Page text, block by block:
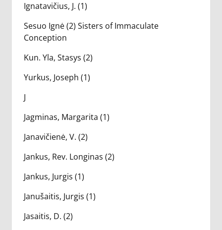
Ignatavičius, J. (1)
Sesuo Ignė (2) Sisters of Immaculate
Conception
Kun. Yla, Stasys (2)
Yurkus, Joseph (1)
J
Jagminas, Margarita (1)
Janavičienė, V. (2)
Jankus, Rev. Longinas (2)
Jankus, Jurgis (1)
Janušaitis, Jurgis (1)
Jasaitis, D. (2)